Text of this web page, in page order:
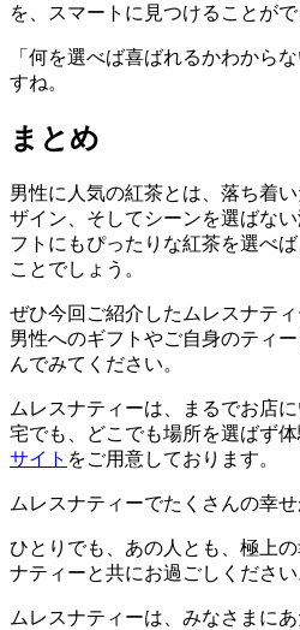
を、スマートに見つけることがで
「何を選べば喜ばれるかわから
すね。
まとめ
男性に人気の紅茶とは、落ち着
ザイン、そしてシーンを選ばな
フトにもぴったりな紅茶を選べ
ことでしょう。
ぜひ今回ご紹介したムレスナテ
男性へのギフトやご自身のティ
んでみてください。
ムレスナティーは、まるでお店
宅でも、どこでも場所を選ばず体
サイト をご用意しております。
ムレスナティーでたくさんの幸
ひとりでも、あの人とも、極上
ナティーと共にお過ごしください
ムレスナティーは、みなさまに